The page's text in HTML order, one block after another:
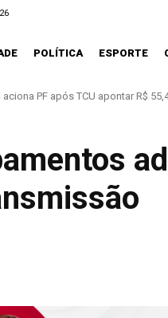
POLÍTICA ESPORTE
mudou. E Guarulhos precisa